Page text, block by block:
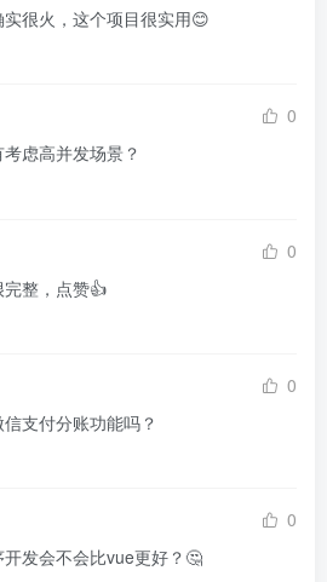
很火，这个项目很实用😊
0
虑高并发场景？
0
整，点赞👍
0
支付分账功能吗？
0
发会不会比vue更好？🤔